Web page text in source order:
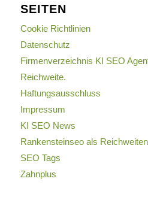
SEITEN
Cookie Richtlinien
Datenschutz
Firmenverzeichnis KI SEO
Reichweite.
Haftungsausschluss
Impressum
KI SEO News
Rankensteinseo als
SEO Tags
Zahnplus